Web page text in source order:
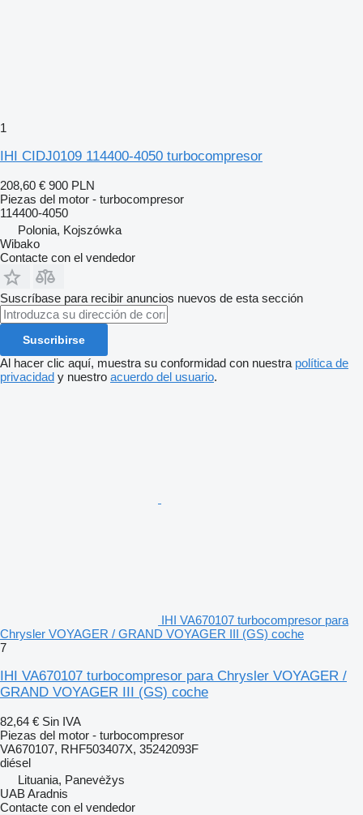
1
IHI CIDJ0109 114400-4050 turbocompresor
208,60 € 900 PLN
Piezas del motor - turbocompresor
114400-4050
Polonia, Kojszówka
Wibako
Contacte con el vendedor
Suscríbase para recibir anuncios nuevos de esta sección
Suscribirse
Al hacer clic aquí, muestra su conformidad con nuestra política de
privacidad y nuestro acuerdo del usuario.
IHI VA670107 turbocompresor para
Chrysler VOYAGER / GRAND VOYAGER III (GS) coche
7
IHI VA670107 turbocompresor para Chrysler VOYAGER /
GRAND VOYAGER III (GS) coche
82,64 € Sin IVA
Piezas del motor - turbocompresor
VA670107, RHF503407X, 35242093F
diésel
Lituania, Panevėžys
UAB Aradnis
Contacte con el vendedor